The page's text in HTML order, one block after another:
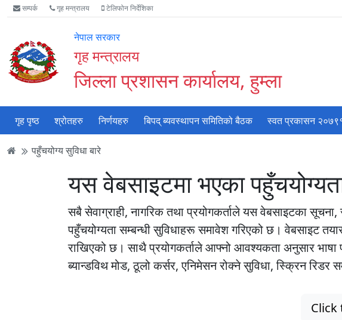
Accessibility
Mode
गर्नुहोस्
मुख्य
सामाग्री
मुख्य
नेभिगेसन
वेबसाइट
खोजमा
सम्पर्क गृह मन्त्रालय टेलिफोन निर्देशिका
नेपाल सरकार
गृह मन्त्रालय
जिल्ला प्रशासन कार्यालय, हुम्ला
गृह पृष्ठ श्रोतहरु निर्णयहरु बिपद् ब्यवस्थापन समितिको बैठक स्वत प्रकासन
पहुँचयोग्य सुविधा बारे
यस वेबसाइटमा भएका
सबै सेवाग्राही, नागरिक तथा प्रयोगकर्ताले यस वेबसाइटका
पहुँचयोग्यता सम्बन्धी सुविधाहरू समावेश गरिएको छ। वेबसाइट
राखिएको छ। साथै प्रयोगकर्ताले आफ्नो आवश्यकता अनुसार भाषा
ब्यान्डविथ मोड, ठूलो कर्सर, एनिमेसन रोक्ने सुविधा, स्क्रिन
Click